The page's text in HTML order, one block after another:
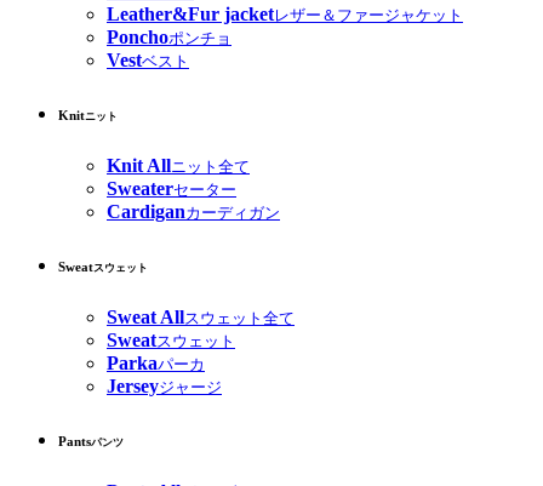
Leather&Fur jacketレザー＆ファージャケット
Ponchoポンチョ
Vestベスト
Knitニット
Knit Allニット全て
Sweaterセーター
Cardiganカーディガン
Sweatスウェット
Sweat Allスウェット全て
Sweatスウェット
Parkaパーカ
Jerseyジャージ
Pantsパンツ